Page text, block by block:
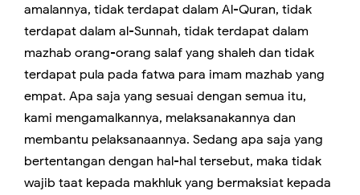
amalannya, tidak terdapat dalam Al-Quran, tidak
terdapat dalam al-Sunnah, tidak terdapat dalam
mazhab orang-orang salaf yang shaleh dan tidak
terdapat pula pada fatwa para imam mazhab yang
empat. Apa saja yang sesuai dengan semua itu,
kami mengamalkannya, melaksanakannya dan
membantu pelaksanaannya. Sedang apa saja yang
bertentangan dengan hal-hal tersebut, maka tidak
wajib taat kepada makhluk yang bermaksiat kepada